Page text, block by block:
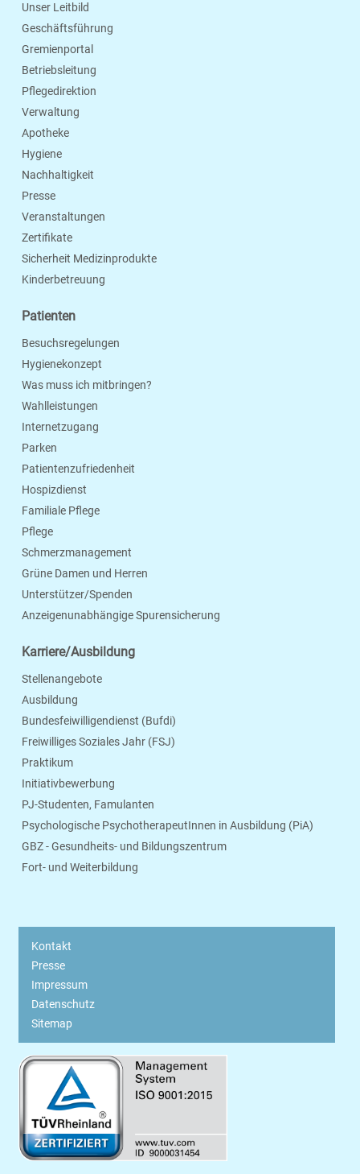
Unser Leitbild
Geschäftsführung
Gremienportal
Betriebsleitung
Pflegedirektion
Verwaltung
Apotheke
Hygiene
Nachhaltigkeit
Presse
Veranstaltungen
Zertifikate
Sicherheit Medizinprodukte
Kinderbetreuung
Patienten
Besuchsregelungen
Hygienekonzept
Was muss ich mitbringen?
Wahlleistungen
Internetzugang
Parken
Patientenzufriedenheit
Hospizdienst
Familiale Pflege
Pflege
Schmerzmanagement
Grüne Damen und Herren
Unterstützer/Spenden
Anzeigenunabhängige Spurensicherung
Karriere/Ausbildung
Stellenangebote
Ausbildung
Bundesfeiwilligendienst (Bufdi)
Freiwilliges Soziales Jahr (FSJ)
Praktikum
Initiativbewerbung
PJ-Studenten, Famulanten
Psychologische PsychotherapeutInnen in Ausbildung (PiA)
GBZ - Gesundheits- und Bildungszentrum
Fort- und Weiterbildung
Kontakt
Presse
Impressum
Datenschutz
Sitemap